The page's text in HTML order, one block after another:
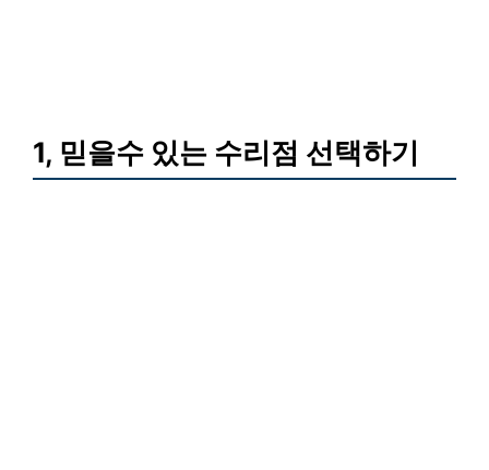
1, 믿을수 있는 수리점 선택하기